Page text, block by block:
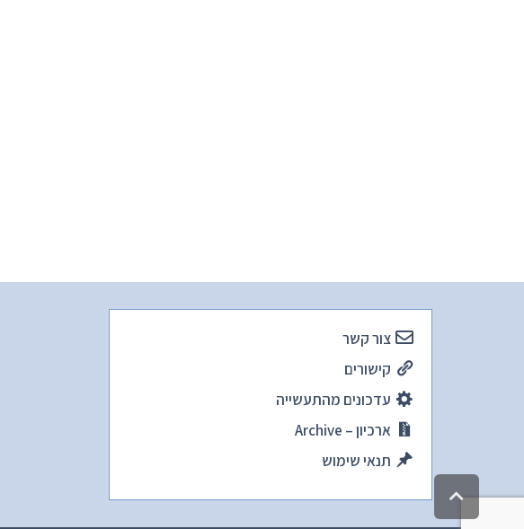
צור קשר
קישורים
עדכונים מהתעשייה
ארכיון – Archive
תנאי שימוש
גלילה
לראש